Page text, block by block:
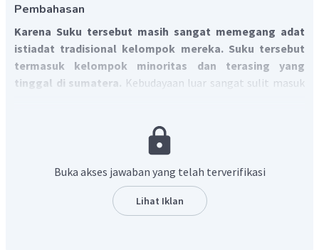
Pembahasan
Karena Suku tersebut masih sangat memegang adat
istiadat tradisional kelompok mereka. Suku tersebut
termasuk kelompok minoritas dan terasing yang
tinggal di sumatera. Kebudayaan luar sangat sulit masuk
Buka akses jawaban yang telah terverifikasi
Lihat Iklan